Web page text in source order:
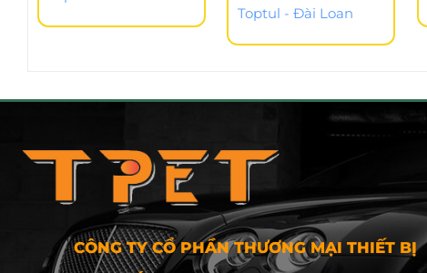
Toptul - Đài Loan
CÔNG TY CỔ PHẦN THƯƠNG MẠI THIẾT BỊ